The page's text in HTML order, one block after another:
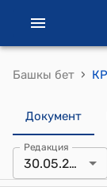
Башкы бет ›
Документ
Редакция
30.05.2013